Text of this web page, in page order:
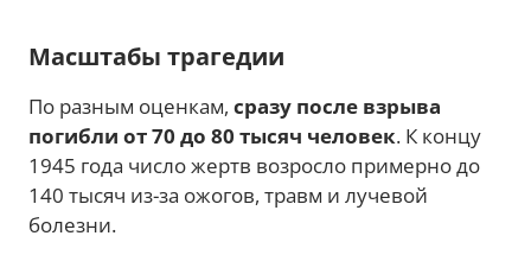
Масштабы трагедии
По разным оценкам, сразу после взрыва
погибли от 70 до 80 тысяч человек. К концу
1945 года число жертв возросло примерно до
140 тысяч из-за ожогов, травм и лучевой
болезни.